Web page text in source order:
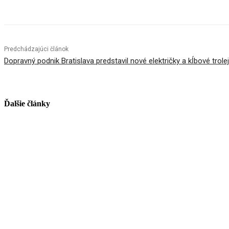
Predchádzajúci článok
Dopravný podnik Bratislava predstavil nové električky a kĺbové
Ďalšie články